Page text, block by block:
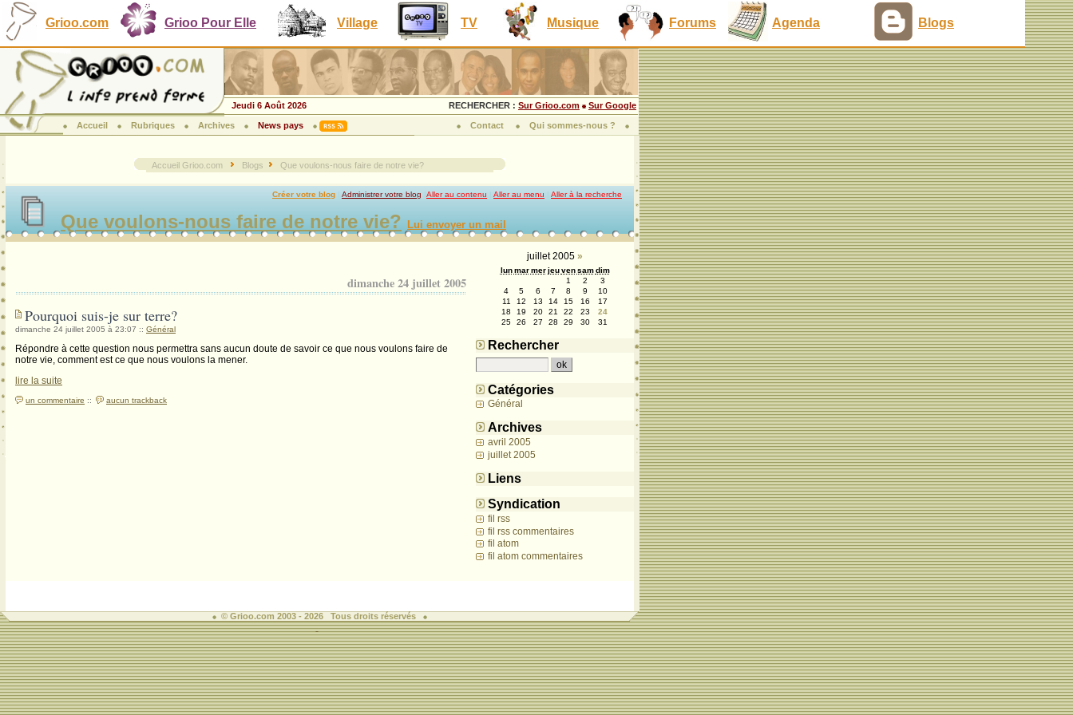
Grioo.com Grioo Pour Elle Village TV Musique Forums Agenda Blogs
Jeudi 6 Août 2026 RECHERCHER : Sur Grioo.com Sur Google
Accueil Rubriques Archives News pays Contact Qui sommes-nous ?
Accueil Grioo.com Blogs Que voulons-nous faire de notre vie?
Que voulons-nous faire de notre vie? Lui envoyer un mail
Créer votre blog Administrer votre blog Aller au contenu Aller au menu Aller à la recherche
dimanche 24 juillet 2005
Pourquoi suis-je sur terre?
dimanche 24 juillet 2005 à 23:07 :: Général
Répondre à cette question nous permettra sans aucun doute de savoir ce que nous voulons faire de
notre vie, comment est ce que nous voulons la mener.
lire la suite
un commentaire :: aucun trackback
juillet 2005 »
lun mar mer jeu ven sam dim
1
2
3
4
5 6 7 8 9
10
11
12 13 14 15 16
17
18
19 20 21 22 23
24
25
26 27 28 29 30 31
Rechercher
Catégories
Général
Archives
avril 2005
juillet 2005
Liens
Syndication
fil rss
fil rss commentaires
fil atom
fil atom commentaires
© Grioo.com 2003 - 2026 Tous droits réservés